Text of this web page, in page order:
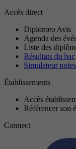
Accès direct
Diplomeo Avis
Agenda des
Liste des
Résultats du bac
Simulateur
Établissements
Accès
Référencer son
Connect